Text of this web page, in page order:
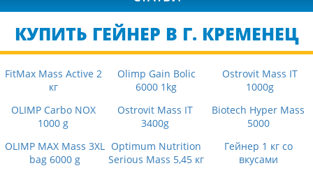
КУПИТЬ ГЕЙНЕР В Г. КРЕМЕНЕЦ
FitMax Mass Active 2
кг
Olimp Gain Bolic
6000 1kg
Ostrovit Mass IT
1000g
OLIMP Carbo NOX
1000 g
Ostrovit Mass IT
3400g
Biotech Hyper Mass
5000
OLIMP MAX Mass 3XL
bag 6000 g
Optimum Nutrition
Serious Mass 5,45 кг
Гейнер 1 кг со
вкусами